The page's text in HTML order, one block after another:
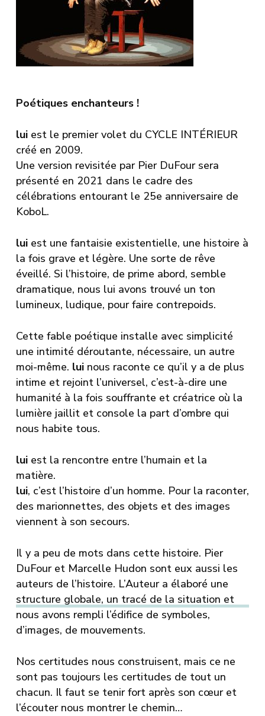
Poétiques enchanteurs !
luiest le premier volet du CYCLE INTÉRIEUR
créé en 2009.
Une version revisitée par Pier DuFour sera
présenté en 2021 dans le cadre des
célébrations entourant le 25e anniversaire de
KoboL.
luiest une fantaisie existentielle, une histoire à
la fois grave et légère. Une sorte de rêve
éveillé. Si l’histoire, de prime abord, semble
dramatique, nous lui avons trouvé un ton
lumineux, ludique, pour faire contrepoids.
Cette fable poétique installe avec simplicité
une intimité déroutante, nécessaire, un autre
moi-même. luinous raconte ce qu’il y a de plus
intime et rejoint l’universel, c’est-à-dire une
humanité à la fois souffrante et créatrice où la
lumière jaillit et console la part d’ombre qui
nous habite tous.
luiest la rencontre entre l’humain et la
matière.
lui, c’est l’histoire d’un homme. Pour la raconter,
des marionnettes, des objets et des images
viennent à son secours.
Il y a peu de mots dans cette histoire. Pier
DuFour et Marcelle Hudon sont eux aussi les
auteurs de l’histoire. L’Auteur a élaboré une
structure globale, un tracé de la situation et
nous avons rempli l’édifice de symboles,
d’images, de mouvements.
Nos certitudes nous construisent, mais ce ne
sont pas toujours les certitudes de tout un
chacun. Il faut se tenir fort après son cœur et
l’écouter nous montrer le chemin…